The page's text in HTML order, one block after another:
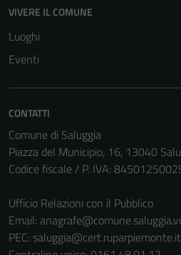
VIVERE IL COMUNE
Luoghi
Eventi
CONTATTI
Comune di Saluggia
Piazza del Municipio, 16, 13040
Codice fiscale / P. IVA:
Ufficio Relazioni con il Pubblico
Email:
PEC: saluggia@cert.ruparpiemonte.it